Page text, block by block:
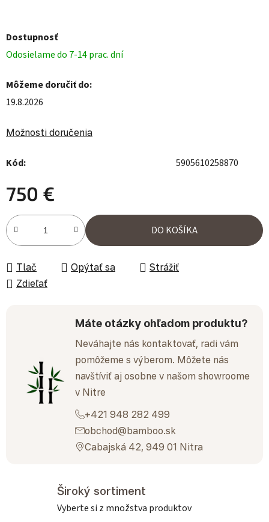
Dostupnosť
Odosielame do 7-14 prac. dní
Môžeme doručiť do:
19.8.2026
Možnosti doručenia
Kód: 5905610258870
750 €
Jednotková cena:
DO KOŠÍKA
Tlač Opýtať sa
Strážiť
Zdieľať
Máte otázky ohľadom produktu?
Neváhajte nás kontaktovať, radi vám
pomôžeme s výberom. Môžete nás
navštíviť aj osobne v našom showroome
v Nitre
+421 948 282 499
obchod@bamboo.sk
Cabajská 42, 949 01 Nitra
Široký sortiment
Vyberte si z množstva produktov